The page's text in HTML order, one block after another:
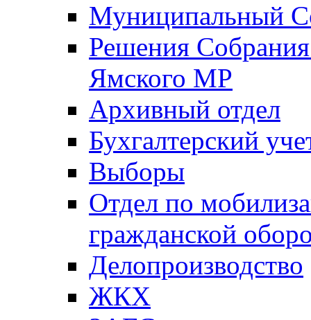
Муниципальный
Решения
Ямского МР
Архивный отдел
Бухгалтерский
Выборы
Отдел по
гражданской
Делопроизводство
ЖКХ